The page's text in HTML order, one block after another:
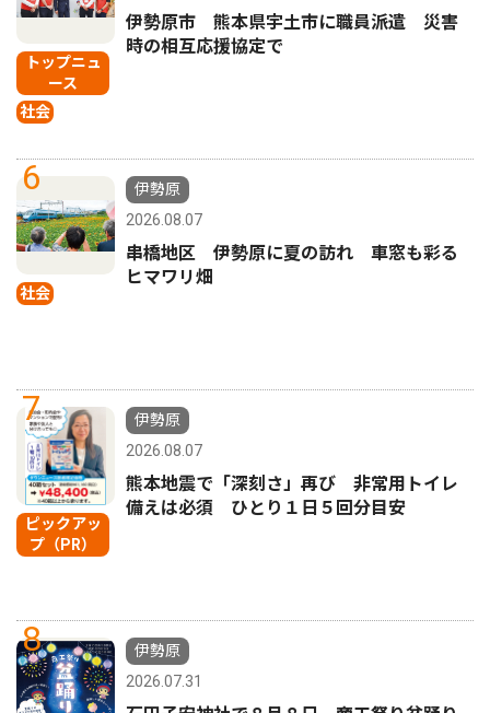
トップニュ
ース
社会
伊勢原市 熊本県宇土市に職員派遣 災害
時の相互応援協定で
6
社会
伊勢原
2026.08.07
串橋地区 伊勢原に夏の訪れ 車窓も彩る
ヒマワリ畑
7
ピックアッ
プ（PR）
伊勢原
2026.08.07
熊本地震で「深刻さ」再び 非常用トイレ
備えは必須 ひとり１日５回分目安
8
伊勢原
2026.07.31